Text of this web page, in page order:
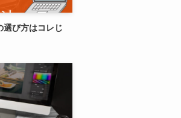
選び方はコレじ